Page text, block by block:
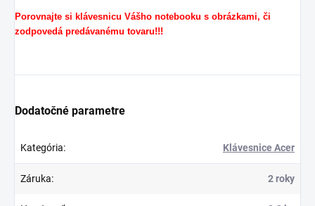
Porovnajte si klávesnicu Vášho notebooku s obrázkami, či
zodpovedá predávanému tovaru!!!
Dodatočné parametre
Kategória: Klávesnice Acer
Záruka: 2 roky